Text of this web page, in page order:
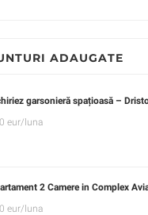
ADAUGATE
garsonieră spațioasă –
eur/luna
2 Camere in Complex
eur/luna